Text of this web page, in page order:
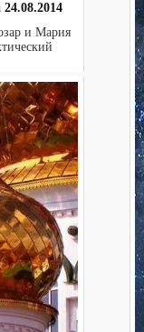
и Мария